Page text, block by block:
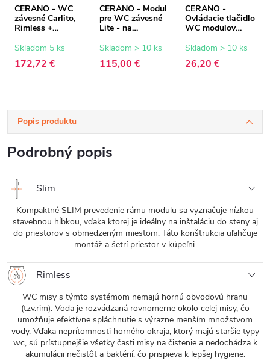
CERANO - WC
závesné Carlito,
Rimless +
Slim/UF sedátko -
biela lesklá -
Skladom 5 ks
172,72 €
CERANO - Modul
pre WC závesné
Lite - na
47x76,7 cm
Skladom > 10 ks
115,00 €
CERANO -
Ovládacie tlačidlo
WC modulov
Lite/Slim - ABS -
čierna
Skladom > 10 ks
26,20 €
Popis produktu
Podrobný popis
Slim
Kompaktné SLIM prevedenie rámu modulu sa vyznačuje nízkou
stavebnou hĺbkou, vďaka ktorej je ideálny na inštaláciu do steny aj
do priestorov s obmedzeným miestom. Táto konštrukcia uľahčuje
montáž a šetrí priestor v kúpeľni.
Rimless
WC misy s týmto systémom nemajú hornú obvodovú hranu
(tzv.rim). Voda je rozvádzaná rovnomerne okolo celej misy, čo
umožňuje efektívne spláchnutie s výrazne menším množstvom
vody. Vďaka neprítomnosti horného okraja, ktorý majú staršie typy
wc, sú prístupnejšie všetky časti misy na čistenie a nedochádza k
akumulácii nečistôt a baktérií, čo prispieva k lepšej hygiene.